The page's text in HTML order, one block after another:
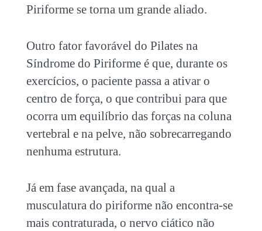
Piriformese torna um grande aliado.
Outro fator favorável do Pilates na
Síndrome do Piriformeé que, durante os
exercícios, o paciente passa a ativar o
centro de força, o que contribui para que
ocorra um equilíbrio das forças na coluna
vertebral e na pelve, não sobrecarregando
nenhuma estrutura.
Já em fase avançada, na qual a
musculatura do piriforme não encontra-se
mais contraturada, o nervo ciático não